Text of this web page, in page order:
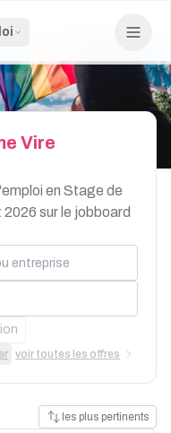
Vire
en Stage de
sur le jobboard
voir toutes les offres
les plus pertinents